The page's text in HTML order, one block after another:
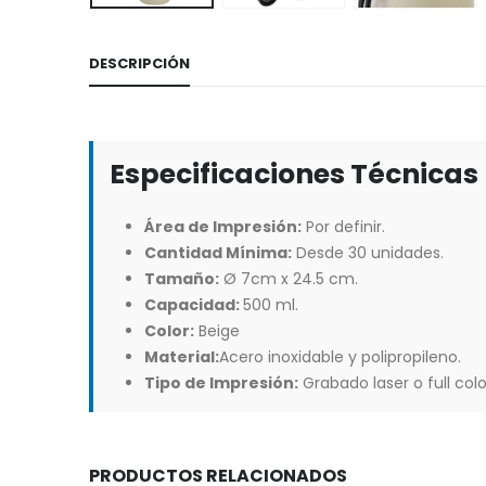
DESCRIPCIÓN
Especificaciones Técnicas
Área de Impresión: Por definir.
Cantidad Mínima: Desde 30 unidades.
Tamaño: Ø 7cm x 24.5 cm.
Capacidad:500 ml.
Color: Beige
Material:Acero inoxidable y polipropileno.
Tipo de Impresión: Grabado laser o full
PRODUCTOS RELACIONADOS